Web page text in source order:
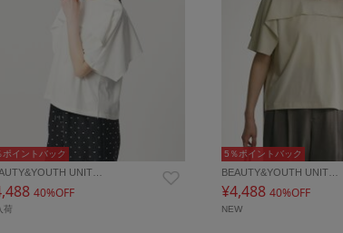
ポイントバック
UNIT…
40%OFF
荷
5％ポイントバック
BEAUTY&YOUTH UNIT…
¥4,488 40%OFF
NEW